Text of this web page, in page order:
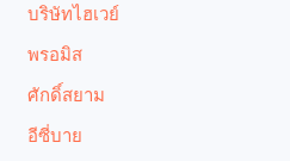
บริษัทไฮเวย์
พรอมิส
ศักดิ์สยาม
อีซี่บาย